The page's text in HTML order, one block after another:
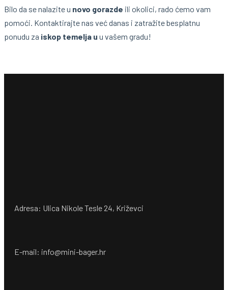
Bilo da se nalazite u novo gorazde ili okolici, rado ćemo vam
pomoći. Kontaktirajte nas već danas i zatražite besplatnu
ponudu za iskop temelja u u vašem gradu!
Adresa: Ulica Nikole Tesle 24, Križevci
E-mail: info@mini-bager.hr